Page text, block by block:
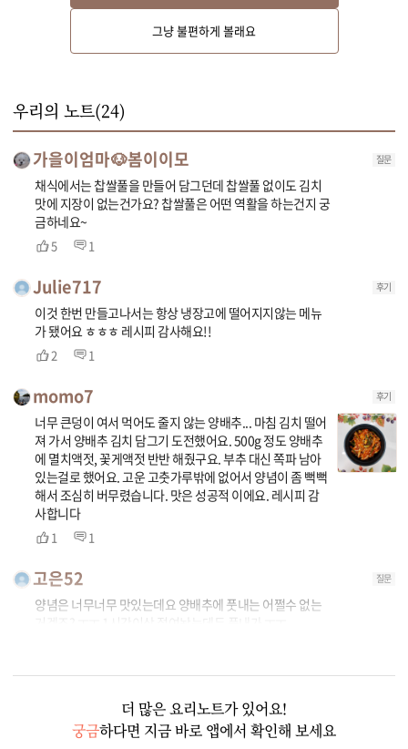
볼에 양배추와 물, 굵은소금을 켜켜이 넣어 중간중간 뒤집어 가며 30분~1시
간 정도 절여 주세요. 절여진 양배추는 물에 헹군 후 체에 밭쳐 물기를 빼주세
그냥 불편하게 볼래요
우리의 노트(24)
가을이엄마🐶봄이이모 질문
채식에서는 찹쌀풀을 만들어 담그던데 찹쌀풀 없이도 김치
맛에 지장이 없는건가요? 찹쌀풀은 어떤 역활을 하는건지 궁
금하네요~
5 1
Julie717 후기
이것 한번 만들고나서는 항상 냉장고에 떨어지지않는 메뉴
가 됐어요 ㅎㅎㅎ 레시피 감사해요!!
2 1
momo7 후기
너무 큰덩이 여서 먹어도 줄지 않는 양배추... 마침 김치 떨어
져 가서 양배추 김치 담그기 도전했어요. 500g 정도 양배추
에 멸치액젓, 꽃게액젓 반반 해줬구요. 부추 대신 쪽파 남아
있는걸로 했어요. 고운 고춧가루밖에 없어서 양념이 좀 뻑뻑
해서 조심히 버무렸습니다. 맛은 성공적 이에요. 레시피 감
사합니다
1 1
고은52 질문
양념은 너무너무 맛있는데요 양배추에 풋내는 어쩔수 없는
더 많은 요리노트가 있어요!
궁금하다면 지금 바로 앱에서 확인해 보세요